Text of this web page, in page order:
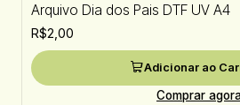
Arquivo Dia dos Pais DTF UV A4
R$2,00
Adicionar ao
Comprar